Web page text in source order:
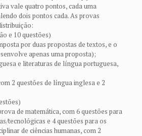
vale quatro pontos, cada uma
dois pontos cada. As provas
e 10 questões)
por duas propostas de textos, e o
apenas uma proposta);
e literaturas de língua portuguesa,
2 questões de língua inglesa e 2
de matemática, com 6 questões para
tecnológicas e 4 questões para os
de ciências humanas, com 2